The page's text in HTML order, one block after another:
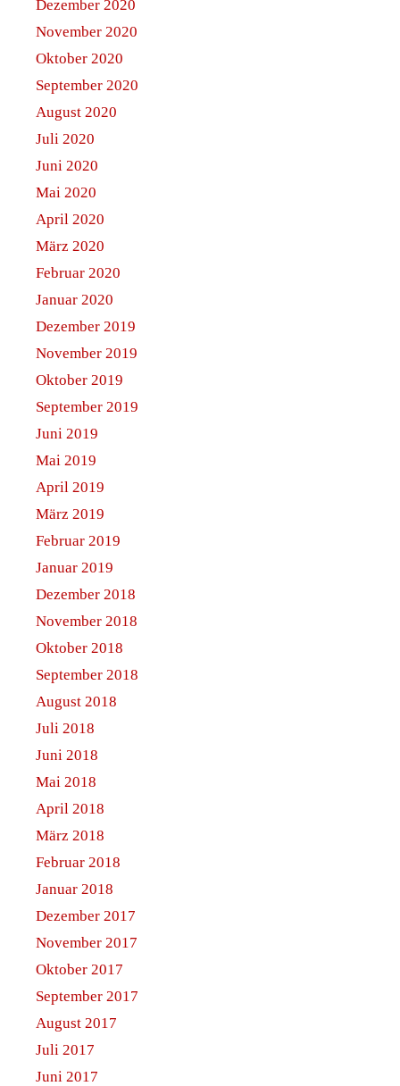
Dezember 2020
November 2020
Oktober 2020
September 2020
August 2020
Juli 2020
Juni 2020
Mai 2020
April 2020
März 2020
Februar 2020
Januar 2020
Dezember 2019
November 2019
Oktober 2019
September 2019
Juni 2019
Mai 2019
April 2019
März 2019
Februar 2019
Januar 2019
Dezember 2018
November 2018
Oktober 2018
September 2018
August 2018
Juli 2018
Juni 2018
Mai 2018
April 2018
März 2018
Februar 2018
Januar 2018
Dezember 2017
November 2017
Oktober 2017
September 2017
August 2017
Juli 2017
Juni 2017